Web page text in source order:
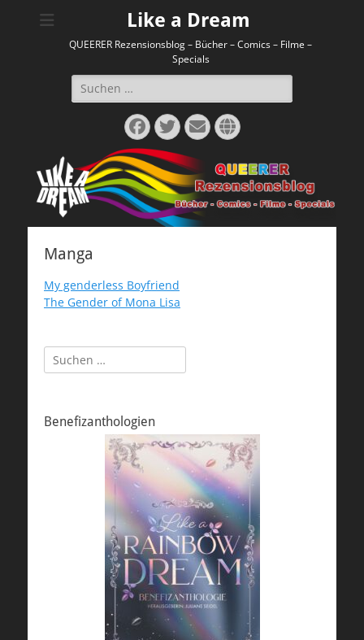
Like a Dream
QUEERER Rezensionsblog – Bücher – Comics – Filme –
Specials
Suchen
nach:
Facebook
Twitter
E-
Mail
Website
Manga
My genderless Boyfriend
The Gender of Mona Lisa
Suchen
nach:
Benefizanthologien